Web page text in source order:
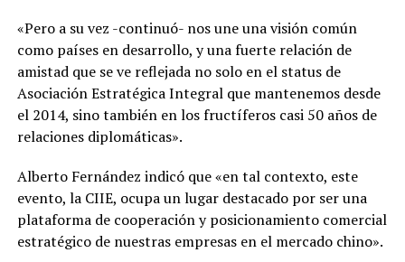
«Pero a su vez -continuó- nos une una visión común
como países en desarrollo, y una fuerte relación de
amistad que se ve reflejada no solo en el status de
Asociación Estratégica Integral que mantenemos desde
el 2014, sino también en los fructíferos casi 50 años de
relaciones diplomáticas».
Alberto Fernández indicó que «en tal contexto, este
evento, la CIIE, ocupa un lugar destacado por ser una
plataforma de cooperación y posicionamiento comercial
estratégico de nuestras empresas en el mercado chino».